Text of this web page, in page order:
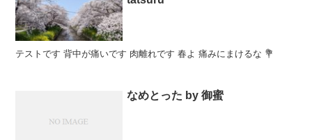
テストです 背中が痛いです 肉離れです 春よ 痛みにまけるな 💐
なめとった by 御蜜